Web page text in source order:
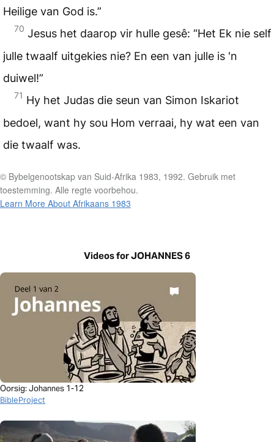
Heilige van God is.”
70 Jesus het daarop vir hulle gesê: “Het Ek nie self
julle twaalf uitgekies nie? En een van julle is 'n
duiwel!”
71 Hy het Judas die seun van Simon Iskariot
bedoel, want hy sou Hom verraai, hy wat een van
die twaalf was.
© Bybelgenootskap van Suid-Afrika 1983, 1992. Gebruik met
toestemming. Alle regte voorbehou.
Learn More About Afrikaans 1983
Videos for JOHANNES 6
Oorsig: Johannes 1-12
BibleProject